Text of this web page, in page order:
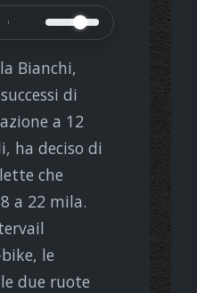
Bianchi,
di
a 12
ha deciso di
che
a 22 mila.
le
due ruote